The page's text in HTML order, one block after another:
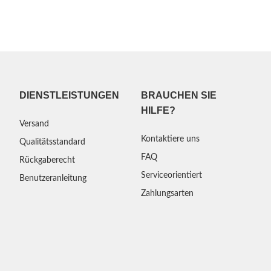
DIENSTLEISTUNGEN
Versand
Qualitätsstandard
Rückgaberecht
Benutzeranleitung
BRAUCHEN SIE
HILFE?
Kontaktiere uns
FAQ
Serviceorientiert
Zahlungsarten